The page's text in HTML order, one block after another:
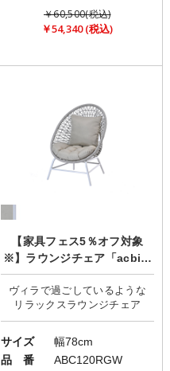
￥60,500(税込)
￥54,340 (税込)
【家具フェス5％オフ対象
※】ラウンジチェア「acbi S
EASIDE」
ヴィラで過ごしているような
サイズ
幅78cm
品 番
ABC120RGW